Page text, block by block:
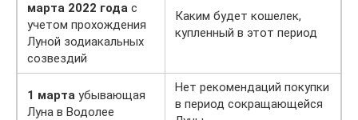
марта 2022 года с
учетом прохождения
Луной зодиакальных
созвездий
Каким будет кошелек,
купленный в этот период
1 марта убывающая
Луна в Водолее
Нет рекомендаций покупки
в период сокращающейся